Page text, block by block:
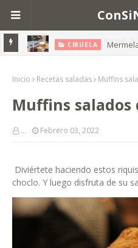
CIRUELA
Inicio Recetas saladas Muffins
Muffins salados
... Febrero 03, 2022
Diviértete haciendo estos
choclo. Y luego disfruta de su